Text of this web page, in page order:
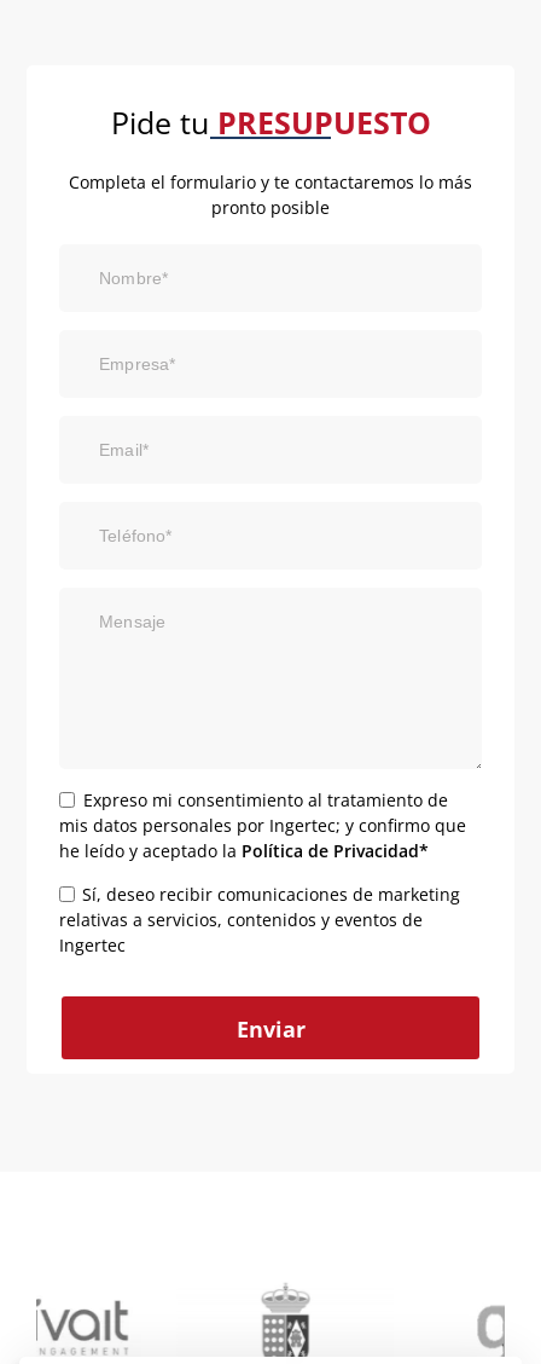
Pide tu PRESUPUESTO
Completa el formulario y te contactaremos lo más
pronto posible
Nombre*
Empresa*
Email*
Teléfono*
Mensaje
Expreso mi consentimiento al tratamiento de
mis datos personales por Ingertec; y confirmo que
he leído y aceptado la Política de Privacidad*
Sí, deseo recibir comunicaciones de marketing
relativas a servicios, contenidos y eventos de
Ingertec